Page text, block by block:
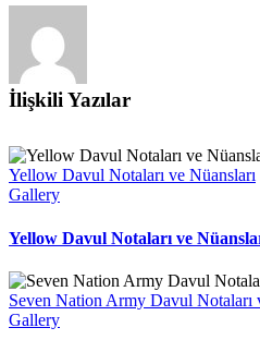
İlişkili Yazılar
Yellow Davul Notaları ve Nüansları
Gallery
Yellow Davul Notaları ve
Seven Nation Army Davul Notaları
Gallery